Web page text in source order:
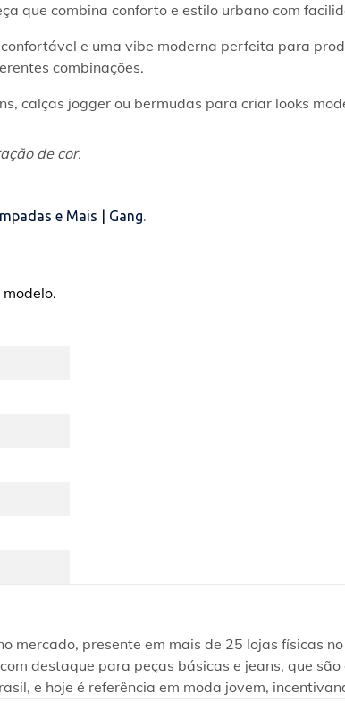
que combina conforto e estilo urbano com
e uma vibe moderna perfeita para
combinações.
calças jogger ou bermudas para criar looks
de cor.
e Mais | Gang.
mercado, presente em mais de 25 lojas físicas
destaque para peças básicas e jeans, que
e hoje é referência em moda jovem,